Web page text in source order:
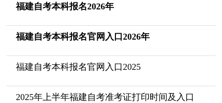
福建自考本科报名2026年
福建自考本科报名官网入口2026年
福建自考本科报名官网入口2025
2025年上半年福建自考准考证打印时间及入口